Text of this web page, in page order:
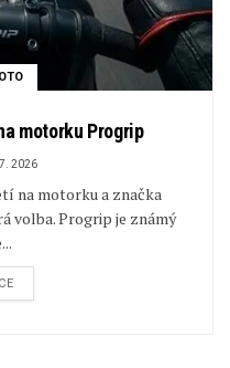
motorku Progrip
2026
na motorku a značka
volba. Progrip je známý